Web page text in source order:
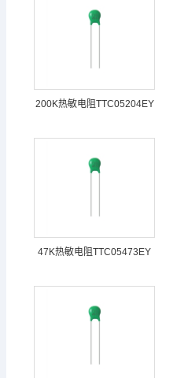
200K热敏电阻TTC05204EY
47K热敏电阻TTC05473EY